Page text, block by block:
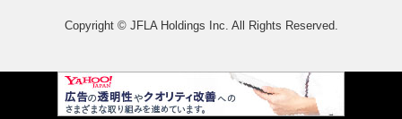
Copyright © JFLA Holdings Inc. All Rights Reserved.